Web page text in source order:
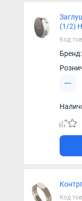
(1/2)
Код
Бренд:
Код